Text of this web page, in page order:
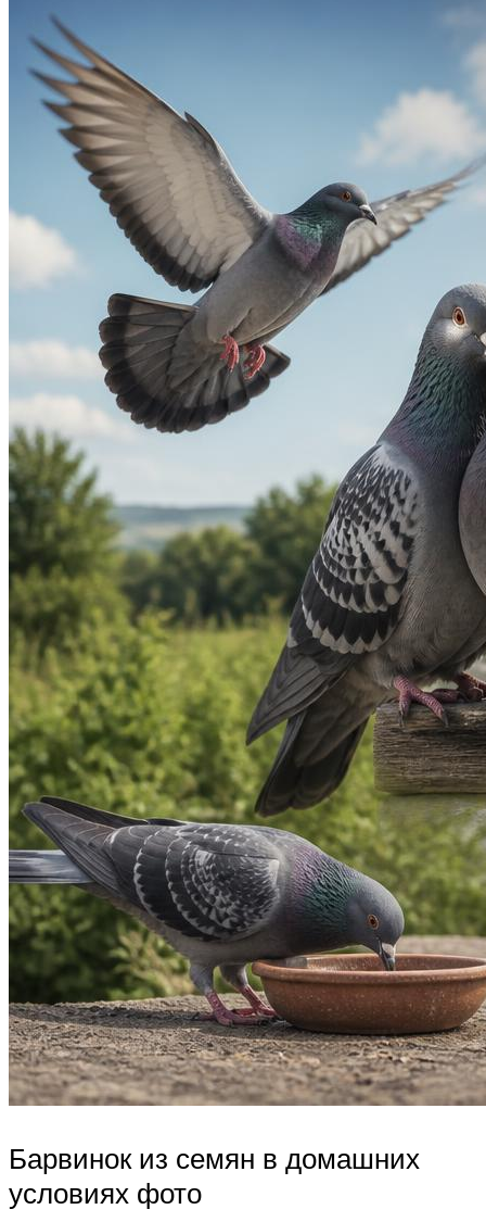
Барвинок из семян в домашних
условиях фото